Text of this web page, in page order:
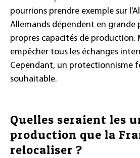
pourrions prendre exemple sur
Allemands dépendent en grande
propres capacités de production.
empêcher tous les échanges
Cependant, un protectionnisme
souhaitable.
Quelles seraient les
production que la
relocaliser ?